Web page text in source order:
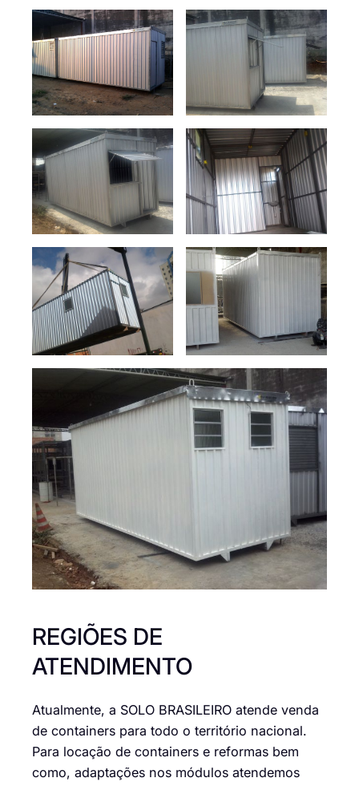
REGIÕES DE
ATENDIMENTO
Atualmente, a SOLO BRASILEIRO atende venda
de containers para todo o território nacional.
Para locação de containers e reformas bem
como, adaptações nos módulos atendemos